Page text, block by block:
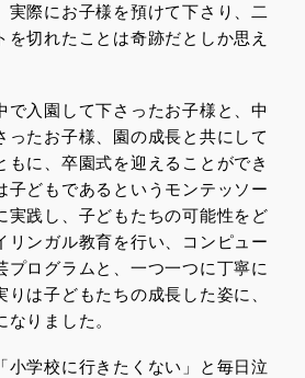
実際にお子様を預けて下さり、二
切れたことは奇跡だとしか思え
で入園して下さったお子様と、中
ったお子様、園の成長と共にして
もに、卒園式を迎えることができ
子どもであるというモンテッソー
実践し、子どもたちの可能性をど
リンガル教育を行い、コンピュー
プログラムと、一つ一つに丁寧に
は子どもたちの成長した姿に、
りました。
小学校に行きたくない」と毎日泣